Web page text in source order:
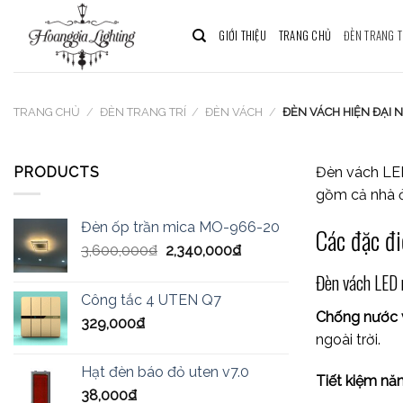
GIỚI THIỆU TRANG CHỦ ĐÈN TRANG
TRANG CHỦ / ĐÈN TRANG TRÍ / ĐÈN VÁCH / ĐÈN VÁCH HIỆN ĐẠI
PRODUCTS
Đèn ốp trần mica MO-966-20
3,600,000₫ 2,340,000₫
Công tắc 4 UTEN Q7
329,000₫
Hạt đèn báo đỏ uten v7.0
38,000₫
Đèn vách
gồm cả nhà
Các đặc
Đèn vách
Chống nước
ngoài trời.
Tiết kiệm